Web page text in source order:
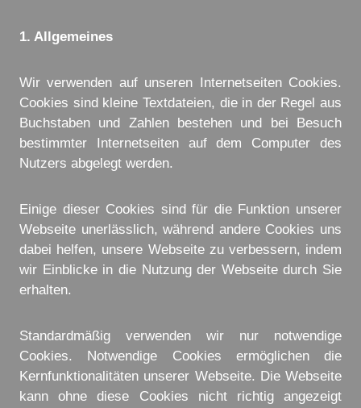
1. Allgemeines
Wir verwenden auf unseren Internetseiten Cookies.
Cookies sind kleine Textdateien, die in der Regel aus
Buchstaben und Zahlen bestehen und bei Besuch
bestimmter Internetseiten auf dem Computer des
Nutzers abgelegt werden.
Einige dieser Cookies sind für die Funktion unserer
Webseite unerlässlich, während andere Cookies uns
dabei helfen, unsere Webseite zu verbessern, indem
wir Einblicke in die Nutzung der Webseite durch Sie
erhalten.
Standardmäßig verwenden wir nur notwendige
Cookies. Notwendige Cookies ermöglichen die
Kernfunktionalitäten unserer Webseite. Die Webseite
kann ohne diese Cookies nicht richtig angezeigt